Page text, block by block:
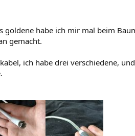
goldene habe ich mir mal beim
gemacht.
ich habe drei verschiedene,